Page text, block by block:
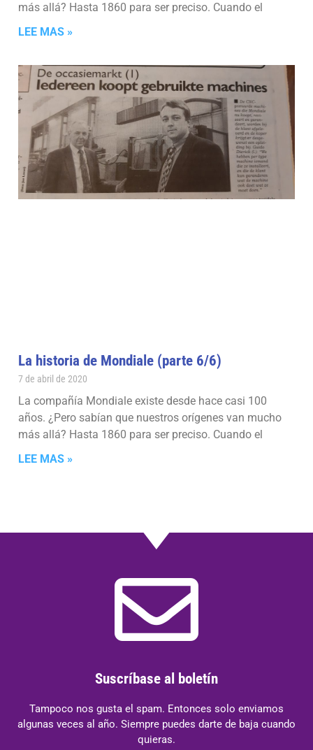
más allá? Hasta 1860 para ser preciso. Cuando el
LEE MAS »
La historia de Mondiale (parte 6/6)
7 de abril de 2020
La compañía Mondiale existe desde hace casi 100
años. ¿Pero sabían que nuestros orígenes van mucho
más allá? Hasta 1860 para ser preciso. Cuando el
LEE MAS »
Suscríbase al boletín
Tampoco nos gusta el spam. Entonces solo enviamos
algunas veces al año. Siempre puedes darte de baja cuando
quieras.